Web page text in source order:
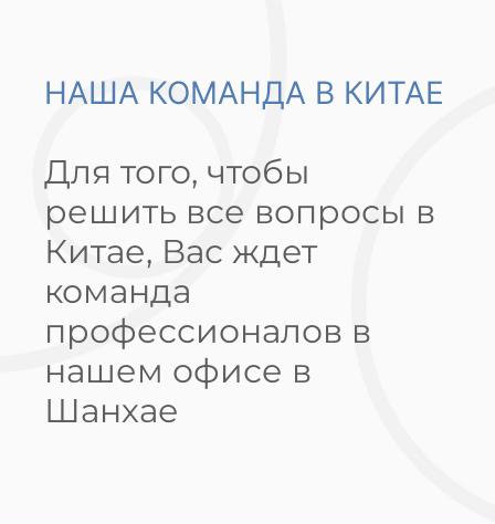
НАША КОМАНДА В КИТАЕ
Для того, чтобы
решить все вопросы в
Китае, Вас ждет
команда
профессионалов в
нашем офисе в
Шанхае